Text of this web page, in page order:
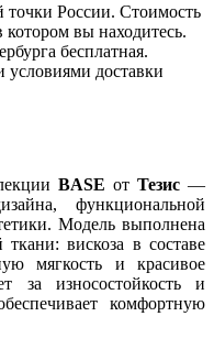
России. Стоимость
котором вы находитесь.
бесплатная.
условиями доставки
BASE от Тезис—
функциональной
Модель выполнена
вискоза в составе
мягкость и красивое
за износостойкость и
комфортную